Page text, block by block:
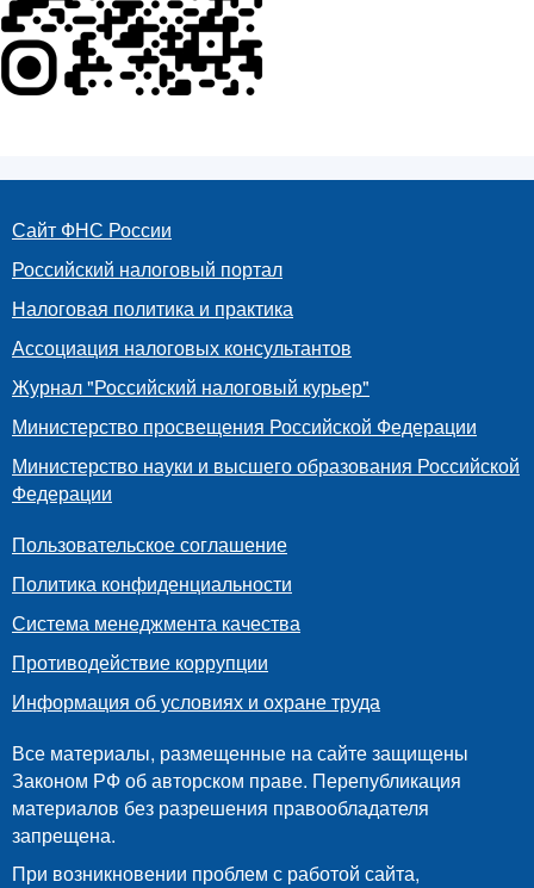
Сайт ФНС России
Российский налоговый портал
Налоговая политика и практика
Ассоциация налоговых консультантов
Журнал "Российский налоговый курьер"
Министерство просвещения Российской Федерации
Министерство науки и высшего образования Российской
Федерации
Пользовательское соглашение
Политика конфиденциальности
Система менеджмента качества
Противодействие коррупции
Информация об условиях и охране труда
Все материалы, размещенные на сайте защищены
Законом РФ об авторском праве. Перепубликация
материалов без разрешения правообладателя
запрещена.
При возникновении проблем с работой сайта,